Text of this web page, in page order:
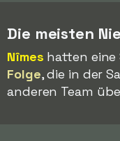
Die meisten
Nîmes hatten eine
Folge, die in der
anderen Team